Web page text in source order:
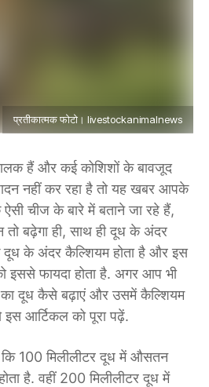
प्रतीकात्मक फोटो। livestockanimalnews
हैं और कई कोशिशों के बावजूद
नहीं कर रहा है तो यह खबर आपके
चीज के बारे में बताने जा रहे हैं,
बढ़ेगा ही, साथ ही दूध के अंदर
दूध के अंदर कैल्शियम होता है और इस
इससे फायदा होता है. अगर आप भी
दूध कैसे बढ़ाएं और उसमें कैल्शियम
इस आर्टिकल को पूरा पढ़ें.
100 मिलीलीटर दूध में औसतन
है. वहीं 200 मिलीलीटर दूध में